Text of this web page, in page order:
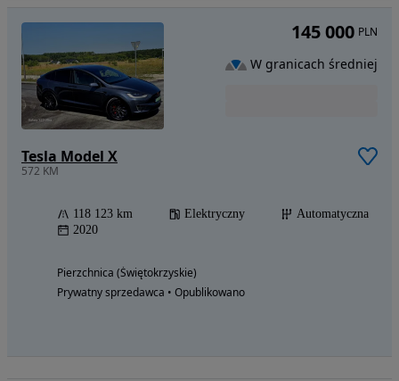
Tesla Model X
572 KM
118 123 km Elektryczny
Automatyczna
2020
Pierzchnica (Świętokrzyskie)
Prywatny sprzedawca • Opublikowano
145 000 PLN
W granicach średniej